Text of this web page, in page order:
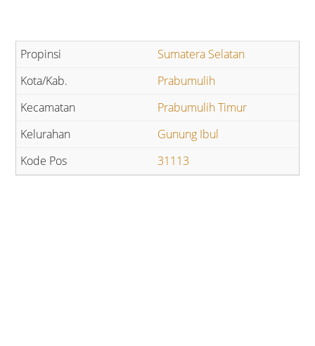
Sumatera Selatan
Prabumulih
Prabumulih Timur
Gunung Ibul
31113